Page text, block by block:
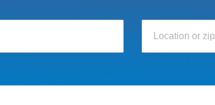
Location or zip